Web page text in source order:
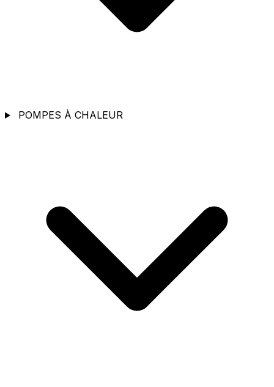
POMPES À CHALEUR